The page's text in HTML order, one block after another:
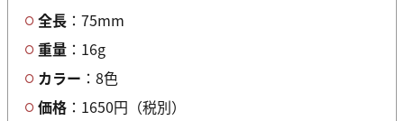
全長 ：75mm
重量 ：16g
カラー ：8色
価格 ：1650円（税別）